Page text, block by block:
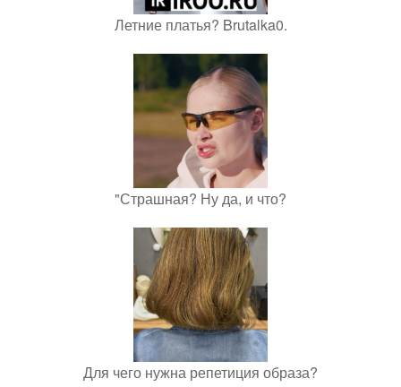
Летние платья? Brutalka0.
"Страшная? Ну да, и что?
Для чего нужна репетиция образа?